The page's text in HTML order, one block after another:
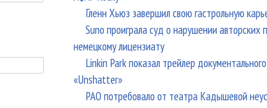
Гленн Хьюз завершил свою гастрольную
Suno проиграла суд о нарушении авторских
немецкому лицензиату
Linkin Park показал трейлер
«Unshatter»
РАО потребовало от театра Кадышевой